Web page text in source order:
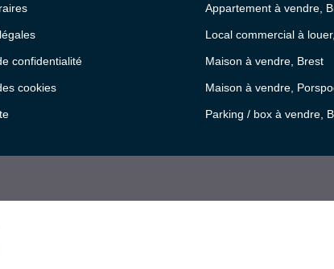
confidentialité
cookies
Appartement à vendre,
Local commercial à
Maison à vendre, Brest
Maison à vendre,
Parking / box à vendre,